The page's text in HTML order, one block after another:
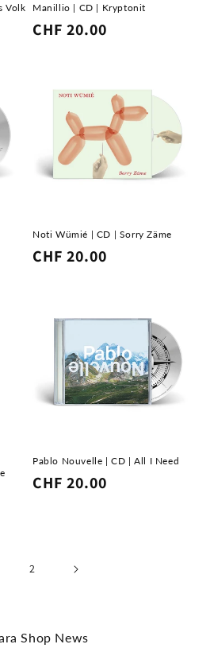
Volk Manillio | CD | Kryptonit
Normaler
CHF 20.00
Noti Wümié | CD | Sorry Zäme
Normaler
CHF 20.00
Pablo Nouvelle | CD | All I Need
Normaler
CHF 20.00
2
Shop News